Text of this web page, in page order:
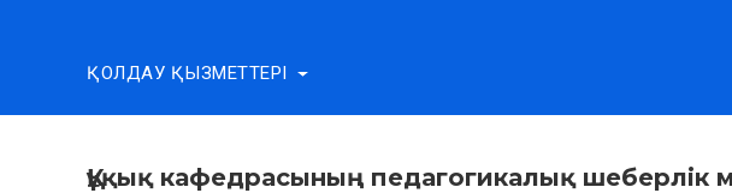
ҚОЛДАУ ҚЫЗМЕТТЕРІ
Құқық кафедрасының педагогикалық